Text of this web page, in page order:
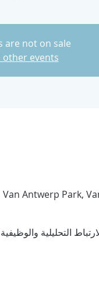
are not on sale
other events
Van Antwerp Park,